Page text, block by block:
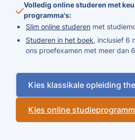
Volledig online studeren met
programma's:
Slim online studeren met
Studeren in het boek, inclusief 6
ons proefexamen met meer dan
Kies klassikale opleiding
Kies online